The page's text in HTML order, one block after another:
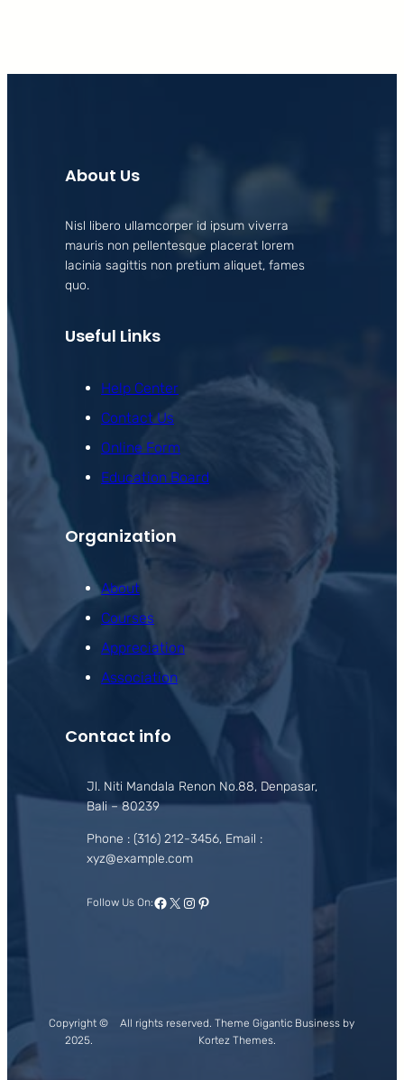
About Us
Nisl libero ullamcorper id ipsum viverra
mauris non pellentesque placerat lorem
lacinia sagittis non pretium aliquet, fames
quo.
Useful Links
Help Center
Contact Us
Online Form
Education Board
Organization
About
Courses
Appreciation
Association
Contact info
Jl. Niti Mandala Renon No.88, Denpasar,
Bali – 80239
Phone : (316) 212-3456, Email :
xyz@example.com
Follow Us On:Facebook
X Instagram
Pinterest
Copyright ©
2025.
All rights reserved. Theme Gigantic Business by
Kortez Themes.